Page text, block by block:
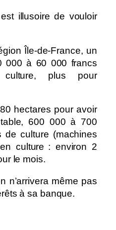
illusoire de vouloir
Île-de-France, un
000 à 60 000 francs
plus pour
hectares pour avoir
600 000 à 700
culture (machines
culture : environ 2
le mois.
n’arrivera même pas
à sa banque.